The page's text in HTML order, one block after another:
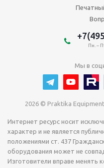
Пн. –
Мы в
2026 © Praktika
Интернет ресурс носит
характер и не является
положениями ст. 437
оборудования может не
Изготовители вправе менять